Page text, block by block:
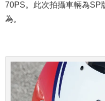
70PS。此次拍攝車輛為SP
為。